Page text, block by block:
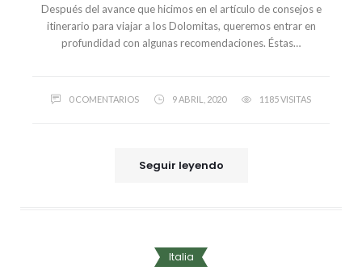
Después del avance que hicimos en el artículo de consejos e
itinerario para viajar a los Dolomitas, queremos entrar en
profundidad con algunas recomendaciones. Éstas…
0 COMENTARIOS 9 ABRIL, 2020 1185 VISITAS
Seguir leyendo
Italia